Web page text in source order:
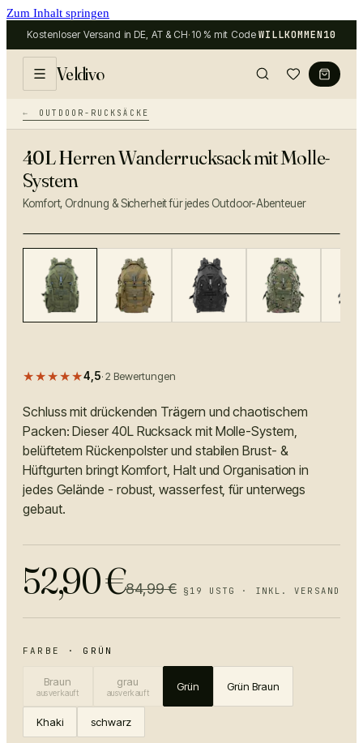
Zum Inhalt springen
Kostenloser Versand in DE, AT & CH· 10 % mit Code WILLKOMMEN10
Veldivo
OUTDOOR-RUCKSÄCKE
40L Herren Wanderrucksack mit Molle-
System
Komfort, Ordnung & Sicherheit für jedes Outdoor-Abenteuer
−38
★★★★★4,5·2 Bewertungen
Schluss mit drückenden Trägern und chaotischem
Packen: Dieser 40L Rucksack mit Molle-System,
belüftetem Rückenpolster und stabilen Brust- &
Hüftgurten bringt Komfort, Halt und Organisation in
jedes Gelände - robust, wasserfest, für unterwegs
gebaut.
52,90€84,99€ §19 USTG · INKL. VERSAND
FARBE · GRÜN
Braun
ausverkauft
grau
ausverkauft Grün Grün Braun
Khaki schwarz